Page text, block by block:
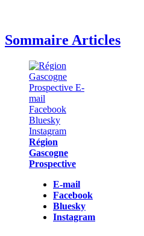
Sommaire Articles
Région
Gascogne
Prospective
E-mail
Facebook
Bluesky
Instagram